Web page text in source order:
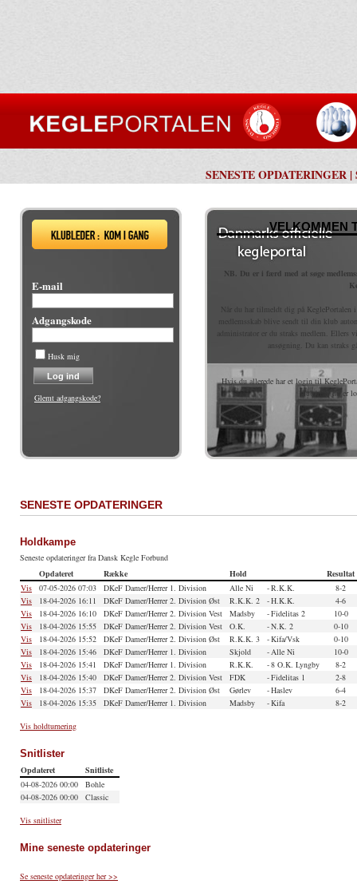
SENESTE OPDATERINGER |
E-mail
Adgangskode
Husk mig
Glemt adgangskode?
VELKOMMEN
NB. Du er i færd med at søge
Når du har tilmeldt dig på
medlemsskab blive sendt til din klub
administrator er du straks medlem.
ansøgning. Du kan straks
Hvis du allerede har et login til
klub efter du er
SENESTE OPDATERINGER
Se seneste opdateringer her >>